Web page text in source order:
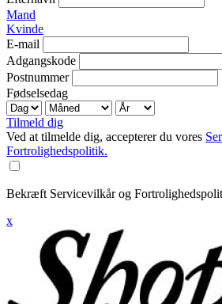
Mand
Kvinde
E-mail
Adgangskode
Postnummer
Fødselsedag
Tilmeld dig
Ved at tilmelde dig, accepterer du vores
Fortrolighedspolitik.
Bekræft Servicevilkår og
x